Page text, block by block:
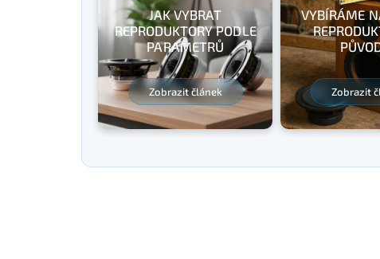
JAK VYBRAT
REPRODUKTORY PODLE
PARAMETRŮ
Zobrazit článek
VYBÍRÁME
Zobrazit